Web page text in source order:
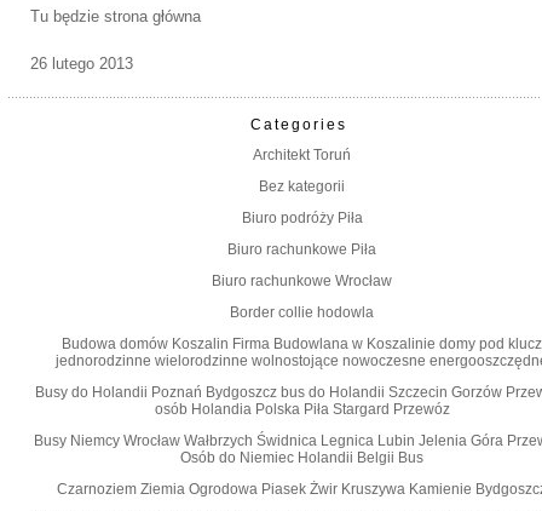
Tu będzie strona główna
26 lutego 2013
Categories
Architekt Toruń
Bez kategorii
Biuro podróży Piła
Biuro rachunkowe Piła
Biuro rachunkowe Wrocław
Border collie hodowla
Budowa domów Koszalin Firma Budowlana w Koszalinie domy pod klucz
jednorodzinne wielorodzinne wolnostojące nowoczesne
Busy do Holandii Poznań Bydgoszcz bus do Holandii Szczecin Gorzów
osób Holandia Polska Piła Stargard Przewóz
Busy Niemcy Wrocław Wałbrzych Świdnica Legnica Lubin Jelenia Góra
Osób do Niemiec Holandii Belgii Bus
Czarnoziem Ziemia Ogrodowa Piasek Żwir Kruszywa Kamienie